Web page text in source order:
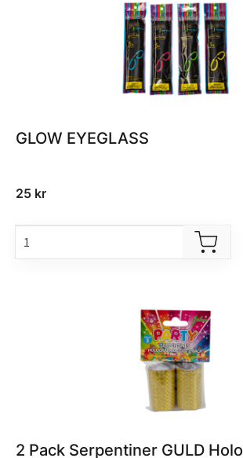
GLOW EYEGLASS
25 kr
2 Pack Serpentiner GULD Holo